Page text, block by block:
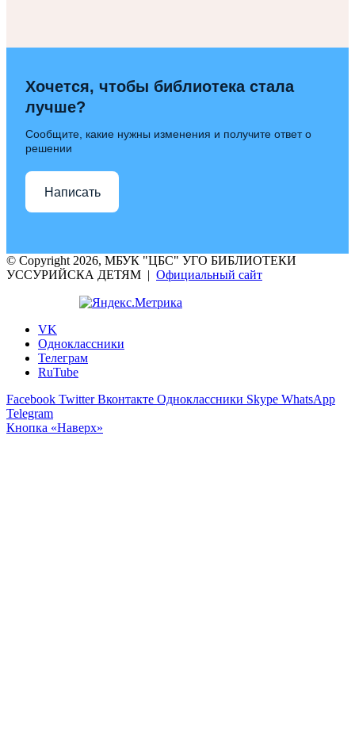
Хочется, чтобы библиотека стала
лучше?
Сообщите, какие нужны изменения и получите ответ о
решении
Написать
© Copyright 2026, МБУК "ЦБС" УГО БИБЛИОТЕКИ
УССУРИЙСКА ДЕТЯМ | Официальный сайт
VK
Одноклассники
Телеграм
RuTube
Facebook Twitter Вконтакте Одноклассники Skype WhatsApp
Telegram
Кнопка «Наверх»